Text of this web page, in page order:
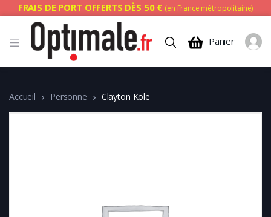
FRAIS DE PORT OFFERTS DÈS 50 € (en France métropolitaine)
Panier
Accueil Personne Clayton Kole